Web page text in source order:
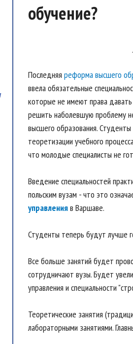
обучение?
Последняя реформа высшего
ввела обязательные
которые не имеют права
решить наболевшую проблему
высшего образования.
теоретизации учебного
что молодые специалисты не
Введение специальностей
польским вузам - что это
управленияв Варшаве.
Студенты теперь будут лучше
Все больше занятий будет
сотрудничают вузы. Будет
управления и специальности
Теоретические занятия
лабораторными занятиями.